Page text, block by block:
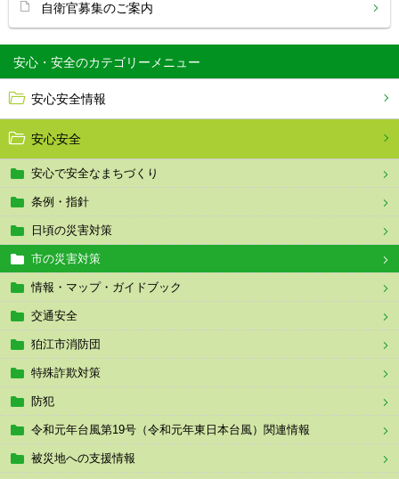
安心・安全
安心安全情報
安心安全
安心で安全なまちづくり
条例・指針
日頃の災害対策
市の災害対策
情報・マップ・ガイドブック
交通安全
狛江市消防団
特殊詐欺対策
防犯
令和元年台風第19号（令和元年東日本台風）関連情報
被災地への支援情報
自衛官募集のご案内